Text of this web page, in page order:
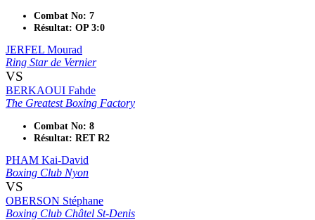
Combat No: 7
Résultat: OP 3:0
JERFEL Mourad
Ring Star de Vernier
VS
BERKAOUI Fahde
The Greatest Boxing Factory
Combat No: 8
Résultat: RET R2
PHAM Kai-David
Boxing Club Nyon
VS
OBERSON Stéphane
Boxing Club Châtel St-Denis